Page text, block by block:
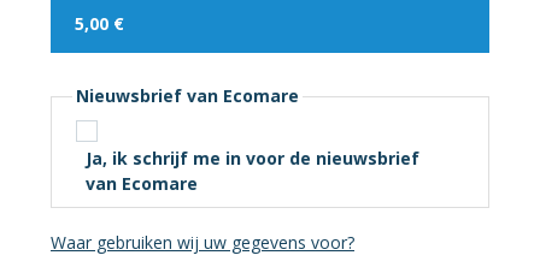
Nieuwsbrief van Ecomare
Ja, ik schrijf me in voor de nieuwsbrief
van Ecomare
Waar gebruiken wij uw gegevens voor?